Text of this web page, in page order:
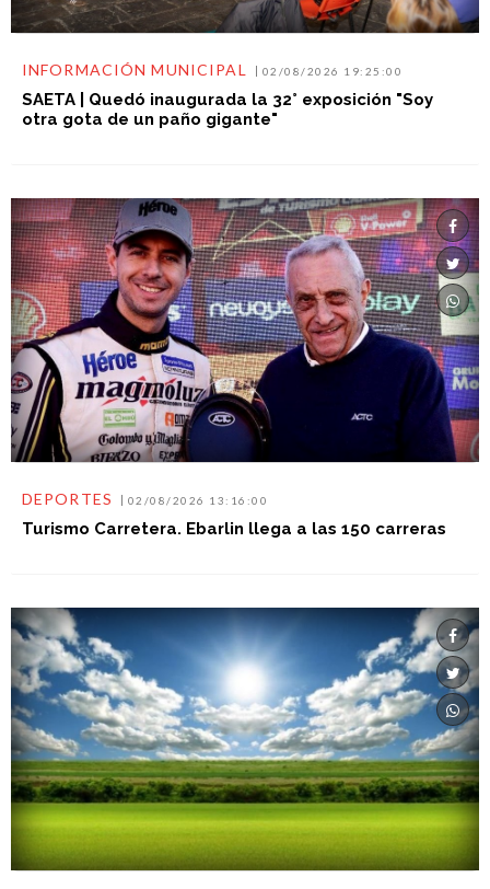
INFORMACIÓN MUNICIPAL 02/08/2026 19:25:00
SAETA | Quedó inaugurada la 32° exposición "Soy
otra gota de un paño gigante"
DEPORTES 02/08/2026 13:16:00
Turismo Carretera. Ebarlin llega a las 150 carreras